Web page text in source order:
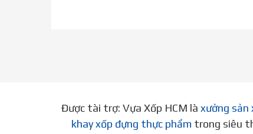
Được tài trợ: Vựa Xốp HCM là xưởng sản
khay xốp đựng thực phẩm trong siêu